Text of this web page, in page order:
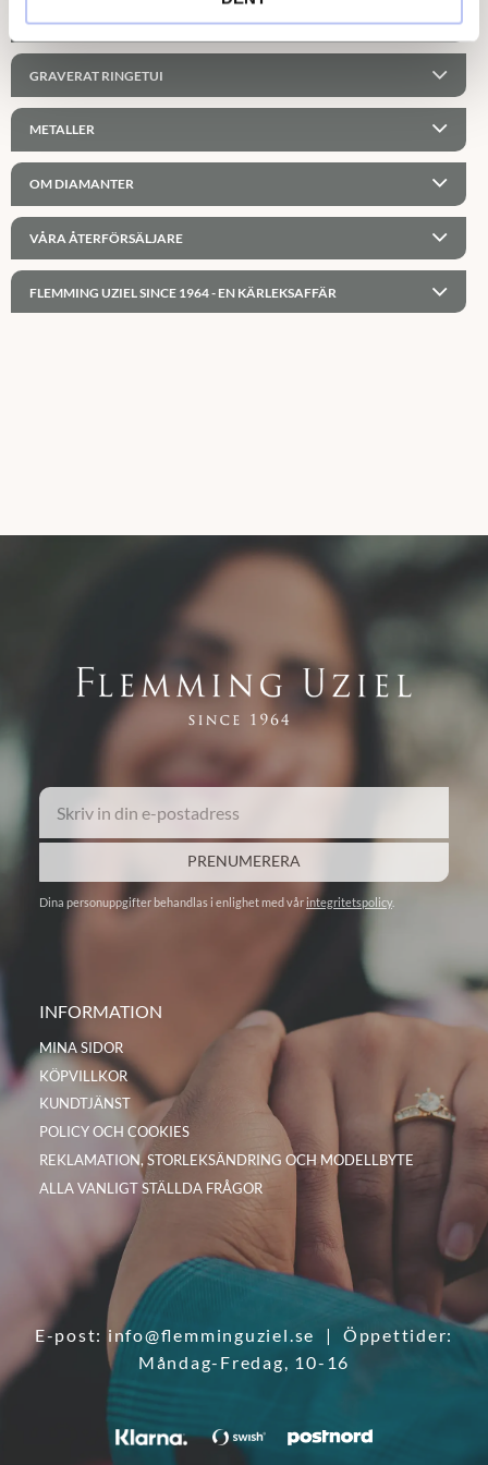
PERSONLIG GRAVYR
GRAVERAT RINGETUI
METALLER
OM DIAMANTER
VÅRA ÅTERFÖRSÄLJARE
FLEMMING UZIEL SINCE 1964 - EN KÄRLEKSAFFÄR
PRENUMERERA
Dina personuppgifter behandlas i enlighet med vår integritetspolicy.
INFORMATION
MINA SIDOR
KÖPVILLKOR
KUNDTJÄNST
POLICY OCH COOKIES
REKLAMATION, STORLEKSÄNDRING OCH MODELLBYTE
ALLA VANLIGT STÄLLDA FRÅGOR
E-post: info@flemminguziel.se
| Öppettider:
Måndag-Fredag, 10-16